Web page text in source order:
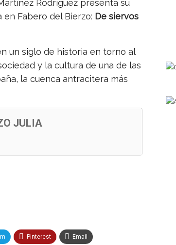
Rodríguez presenta su
Fabero del Bierzo: De siervos
un siglo de historia en torno al
y la cultura de una de las
la cuenca antracitera más
JULIA
Pinterest Email